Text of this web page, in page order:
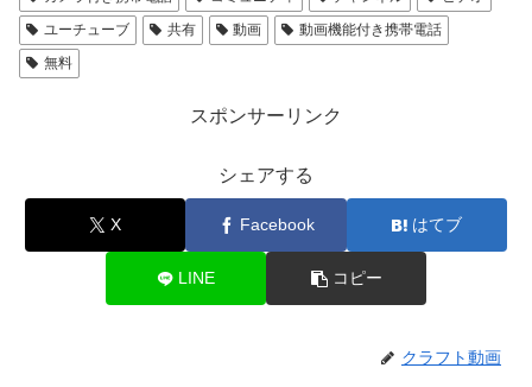
ユーチューブ
共有 動画
動画機能付き携帯電話
無料
スポンサーリンク
シェアする
X Facebook はてブ
LINE コピー
クラフト動画